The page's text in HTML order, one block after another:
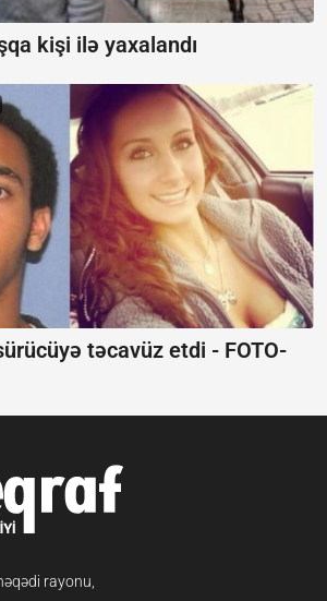
kişi ilə yaxalandı
təcavüz etdi - FOTO-
rayonu,